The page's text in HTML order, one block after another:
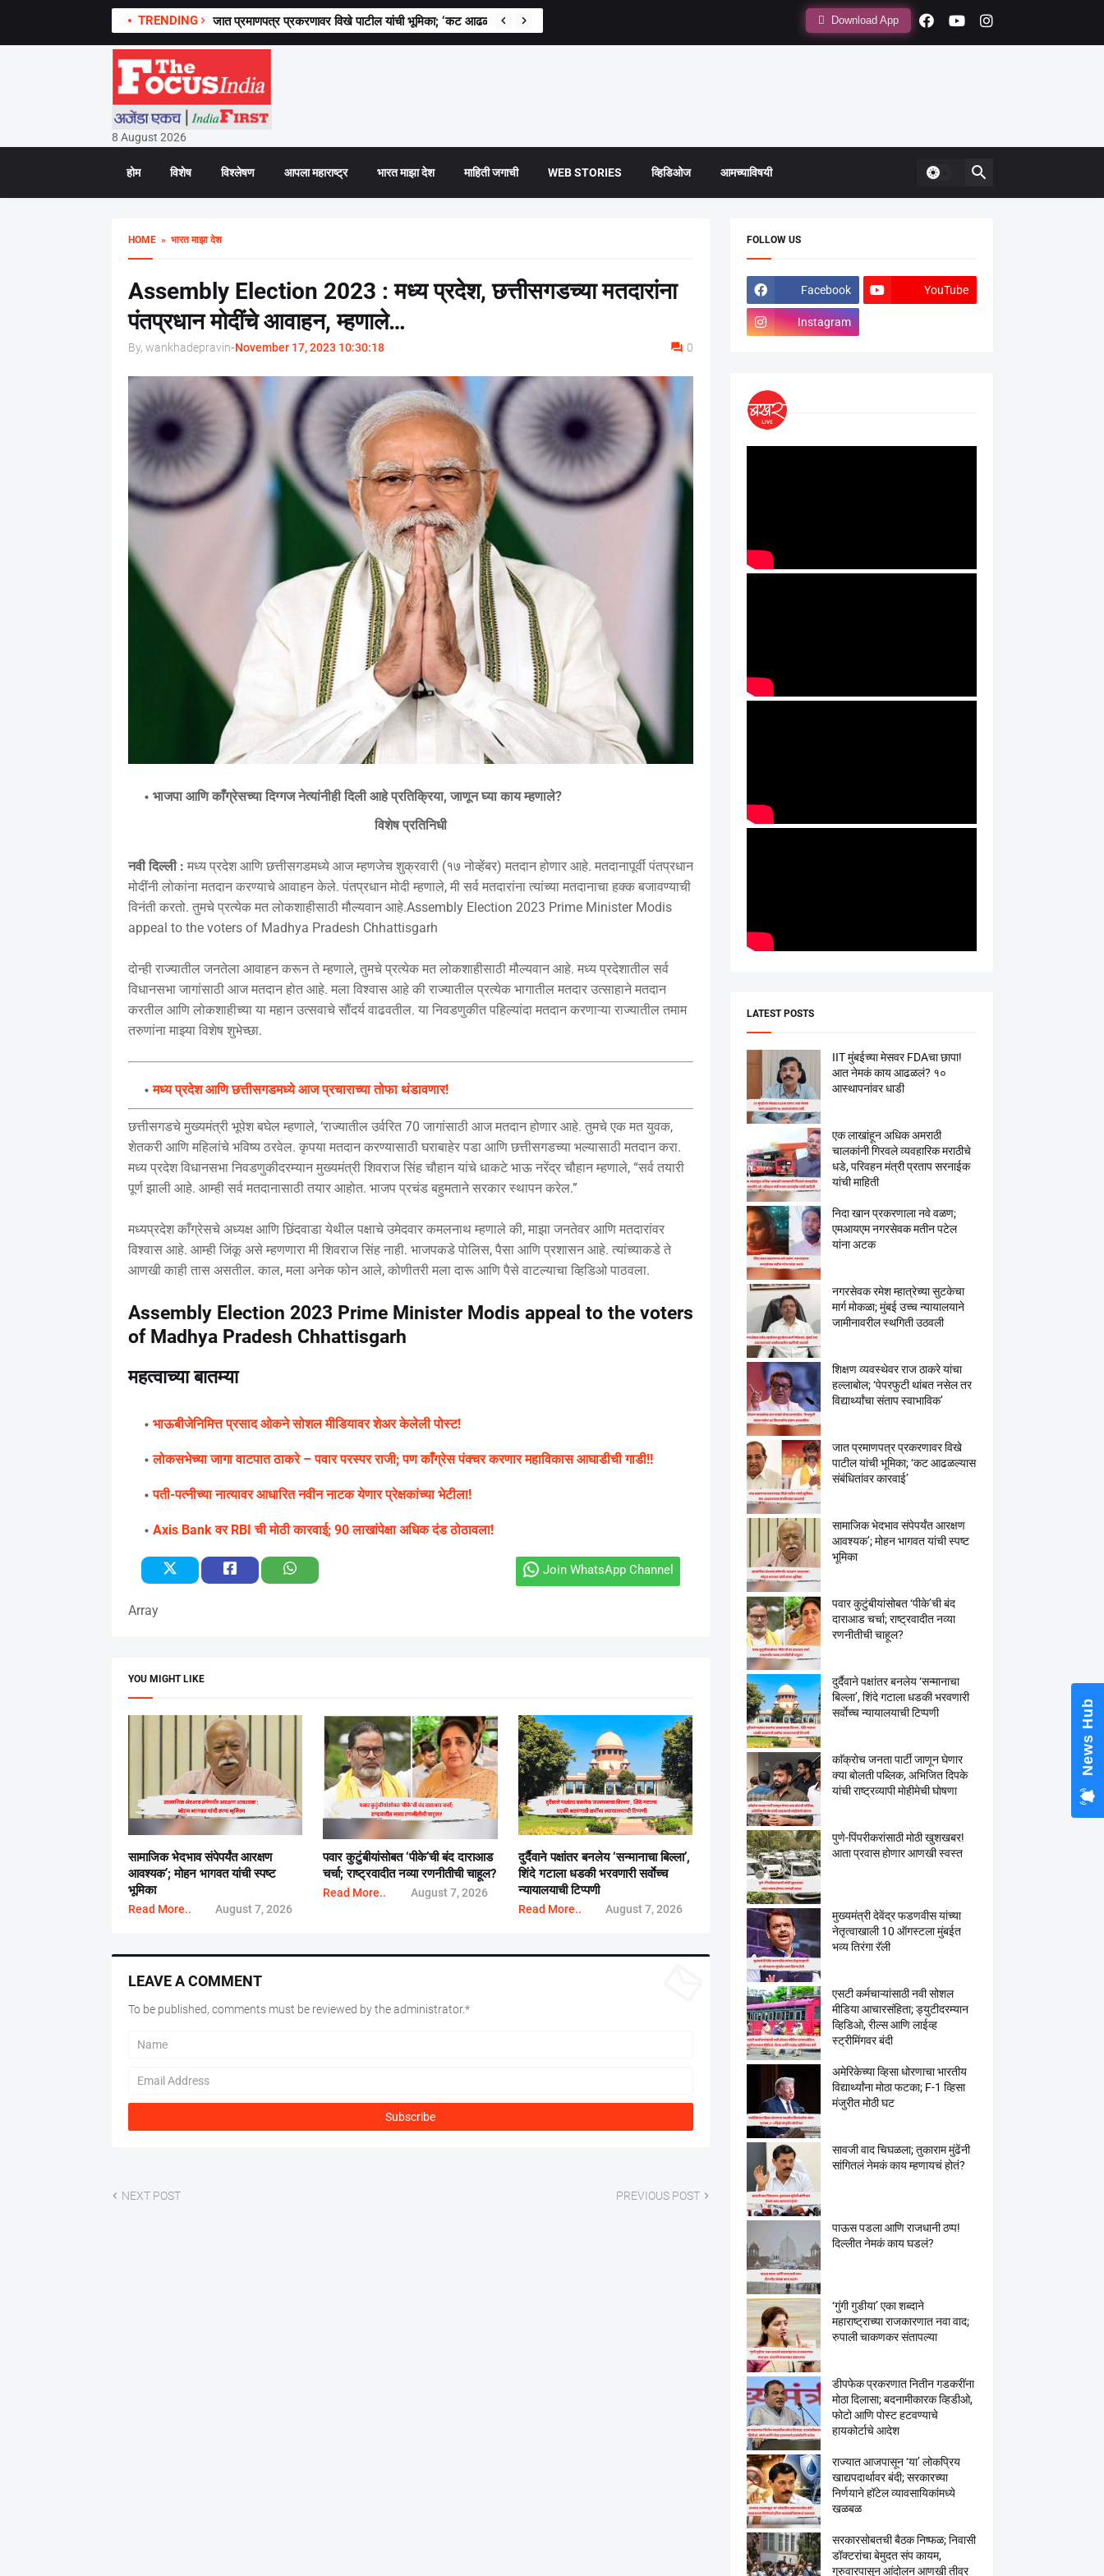
TRENDING जात प्रमाणपत्र प्रकरणावर विखे पाटील यांची भूमिका; ‘कट आढळल्यास संबंधितांवर कारवाई’ Download App
8 August 2026
होम विशेष विश्लेषण आपला महाराष्ट्र भारत माझा देश माहिती जगाची WEB STORIES व्हिडिओज आमच्याविषयी
HOME» भारत माझा देश
Assembly Election 2023 : मध्य प्रदेश, छत्तीसगडच्या मतदारांना
पंतप्रधान मोदींचे आवाहन, म्हणाले…
By, wankhadepravin-November 17, 2023 10:30:18 0
भाजपा आणि काँग्रेसच्या दिग्गज नेत्यांनीही दिली आहे प्रतिक्रिया, जाणून घ्या काय म्हणाले?
विशेष प्रतिनिधी
नवी दिल्ली : मध्य प्रदेश आणि छत्तीसगडमध्ये आज म्हणजेच शुक्रवारी (१७ नोव्हेंबर) मतदान होणार आहे. मतदानापूर्वी पंतप्रधान
मोदींनी लोकांना मतदान करण्याचे आवाहन केले. पंतप्रधान मोदी म्हणाले, मी सर्व मतदारांना त्यांच्या मतदानाचा हक्क बजावण्याची
विनंती करतो. तुमचे प्रत्येक मत लोकशाहीसाठी मौल्यवान आहे.Assembly Election 2023 Prime Minister Modis
appeal to the voters of Madhya Pradesh Chhattisgarh
दोन्ही राज्यातील जनतेला आवाहन करून ते म्हणाले, तुमचे प्रत्येक मत लोकशाहीसाठी मौल्यवान आहे. मध्य प्रदेशातील सर्व
विधानसभा जागांसाठी आज मतदान होत आहे. मला विश्वास आहे की राज्यातील प्रत्येक भागातील मतदार उत्साहाने मतदान
करतील आणि लोकशाहीच्या या महान उत्सवाचे सौंदर्य वाढवतील. या निवडणुकीत पहिल्यांदा मतदान करणाऱ्या राज्यातील तमाम
तरुणांना माझ्या विशेष शुभेच्छा.
मध्य प्रदेश आणि छत्तीसगडमध्ये आज प्रचाराच्या तोफा थंडावणार!
छत्तीसगडचे मुख्यमंत्री भूपेश बघेल म्हणाले, ‘राज्यातील उर्वरित 70 जागांसाठी आज मतदान होणार आहे. तुमचे एक मत युवक,
शेतकरी आणि महिलांचे भविष्य ठरवेल. कृपया मतदान करण्यासाठी घराबाहेर पडा आणि छत्तीसगडच्या भल्यासाठी मतदान करा.
मध्य प्रदेश विधानसभा निवडणुकीदरम्यान मुख्यमंत्री शिवराज सिंह चौहान यांचे धाकटे भाऊ नरेंद्र चौहान म्हणाले, “सर्व तयारी
पूर्ण झाली आहे. आम्ही सर्व मतदानासाठी तयार आहोत. भाजप प्रचंड बहुमताने सरकार स्थापन करेल.”
मध्यप्रदेश काँग्रेसचे अध्यक्ष आणि छिंदवाडा येथील पक्षाचे उमेदवार कमलनाथ म्हणाले की, माझा जनतेवर आणि मतदारांवर
विश्वास आहे. आम्ही जिंकू असे म्हणणारा मी शिवराज सिंह नाही. भाजपकडे पोलिस, पैसा आणि प्रशासन आहे. त्यांच्याकडे ते
आणखी काही तास असतील. काल, मला अनेक फोन आले, कोणीतरी मला दारू आणि पैसे वाटल्याचा व्हिडिओ पाठवला.
Assembly Election 2023 Prime Minister Modis appeal to the voters
of Madhya Pradesh Chhattisgarh
महत्वाच्या बातम्या
भाऊबीजेनिमित्त प्रसाद ओकने सोशल मीडियावर शेअर केलेली पोस्ट!
लोकसभेच्या जागा वाटपात ठाकरे – पवार परस्पर राजी; पण काँग्रेस पंक्चर करणार महाविकास आघाडीची गाडी!!
पती-पत्नीच्या नात्यावर आधारित नवीन नाटक येणार प्रेक्षकांच्या भेटीला!
Axis Bank वर RBI ची मोठी कारवाई; 90 लाखांपेक्षा अधिक दंड ठोठावला!
Join WhatsApp Channel
Array
YOU MIGHT LIKE
सामाजिक भेदभाव संपेपर्यंत आरक्षण
आवश्यक’; मोहन भागवत यांची स्पष्ट
भूमिका
Read More.. August 7, 2026
पवार कुटुंबीयांसोबत ‘पीके’ची बंद दाराआड
चर्चा; राष्ट्रवादीत नव्या रणनीतीची चाहूल?
Read More.. August 7, 2026
दुर्दैवाने पक्षांतर बनलेय ‘सन्मानाचा बिल्ला’,
शिंदे गटाला धडकी भरवणारी सर्वाेच्च
न्यायालयाची टिप्पणी
Read More.. August 7, 2026
LEAVE A COMMENT
To be published, comments must be reviewed by the administrator.*
NEXT POST PREVIOUS POST
FOLLOW US
Facebook YouTube
Instagram
LATEST POSTS
IIT मुंबईच्या मेसवर FDAचा छापा!
आत नेमकं काय आढळलं? १०
आस्थापनांवर धाडी
एक लाखांहून अधिक अमराठी
चालकांनी गिरवले व्यवहारिक मराठीचे
धडे, परिवहन मंत्री प्रताप सरनाईक
यांची माहिती
निदा खान प्रकरणाला नवे वळण;
एमआयएम नगरसेवक मतीन पटेल
यांना अटक
नगरसेवक रमेश म्हात्रेच्या सुटकेचा
मार्ग मोकळा; मुंबई उच्च न्यायालयाने
जामीनावरील स्थगिती उठवली
शिक्षण व्यवस्थेवर राज ठाकरे यांचा
हल्लाबोल; ‘पेपरफुटी थांबत नसेल तर
विद्यार्थ्यांचा संताप स्वाभाविक’
जात प्रमाणपत्र प्रकरणावर विखे
पाटील यांची भूमिका; ‘कट आढळल्यास
संबंधितांवर कारवाई’
सामाजिक भेदभाव संपेपर्यंत आरक्षण
आवश्यक’; मोहन भागवत यांची स्पष्ट
भूमिका
पवार कुटुंबीयांसोबत ‘पीके’ची बंद
दाराआड चर्चा; राष्ट्रवादीत नव्या
रणनीतीची चाहूल?
दुर्दैवाने पक्षांतर बनलेय ‘सन्मानाचा
बिल्ला’, शिंदे गटाला धडकी भरवणारी
सर्वाेच्च न्यायालयाची टिप्पणी
काॅक्राेच जनता पार्टी जाणून घेणार
क्या बाेलती पब्लिक, अभिजित दिपके
यांची राष्ट्रव्यापी माेहीमेची घाेषणा
पुणे-पिंपरीकरांसाठी मोठी खुशखबर!
आता प्रवास होणार आणखी स्वस्त
मुख्यमंत्री देवेंद्र फडणवीस यांच्या
नेतृत्वाखाली 10 ऑगस्टला मुंबईत
भव्य तिरंगा रॅली
एसटी कर्मचाऱ्यांसाठी नवी सोशल
मीडिया आचारसंहिता; ड्युटीदरम्यान
व्हिडिओ, रील्स आणि लाईव्ह
स्ट्रीमिंगवर बंदी
अमेरिकेच्या व्हिसा धोरणाचा भारतीय
विद्यार्थ्यांना मोठा फटका; F-1 व्हिसा
मंजुरीत मोठी घट
सावजी वाद चिघळला; तुकाराम मुंढेंनी
सांगितलं नेमकं काय म्हणायचं होतं?
पाऊस पडला आणि राजधानी ठप्प!
दिल्लीत नेमकं काय घडलं?
‘गुंगी गुडीया’ एका शब्दाने
महाराष्ट्राच्या राजकारणात नवा वाद;
रुपाली चाकणकर संतापल्या
डीपफेक प्रकरणात नितीन गडकरींना
मोठा दिलासा; बदनामीकारक व्हिडीओ,
फोटो आणि पोस्ट हटवण्याचे
हायकोर्टाचे आदेश
राज्यात आजपासून ‘या’ लोकप्रिय
खाद्यपदार्थावर बंदी; सरकारच्या
निर्णयाने हॉटेल व्यावसायिकांमध्ये
खळबळ
सरकारसोबतची बैठक निष्फळ; निवासी
डॉक्टरांचा बेमुदत संप कायम,
गुरुवारपासून आंदोलन आणखी तीव्र
News Hub